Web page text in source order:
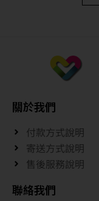
關於我們
付款方式說明
寄送方式說明
售後服務說明
聯絡我們